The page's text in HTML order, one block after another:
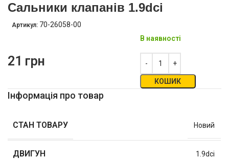
Сальники клапанів 1.9dci
Артикул: 70-26058-00
21 грн
В наявності
КОШИК
Інформація про товар
СТАН ТОВАРУ Новий
ДВИГУН 1.9dci